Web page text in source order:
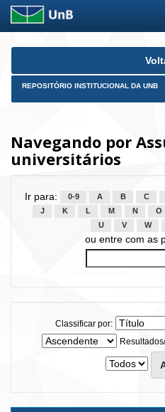
Skip
REPOSITÓRIO INSTITUCIONAL DA UNB
Navegando por
universitários
Ir para: 0-9 A B C
J
K L M N O
U
V W
ou entre com as
Classificar por: